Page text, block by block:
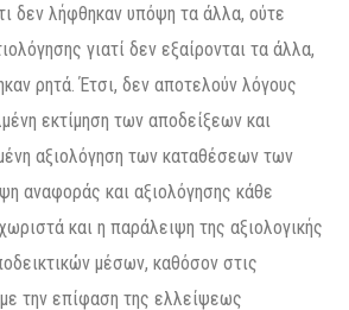
δεν λήφθηκαν υπόψη τα άλλα, ούτε
γιατί δεν εξαίρονται τα άλλα,
ρητά. Έτσι, δεν αποτελούν λόγους
εκτίμηση των αποδείξεων και
αξιολόγηση των καταθέσεων των
αναφοράς και αξιολόγησης κάθε
και η παράλειψη της αξιολογικής
μέσων, καθόσον στις
την επίφαση της ελλείψεως